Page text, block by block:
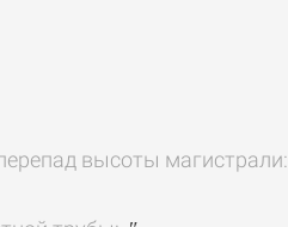
высоты магистрали: